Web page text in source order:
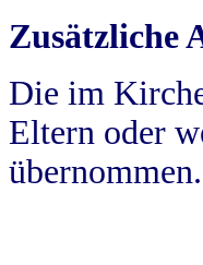
Zusätzliche
Die im
Eltern oder
übernommen.